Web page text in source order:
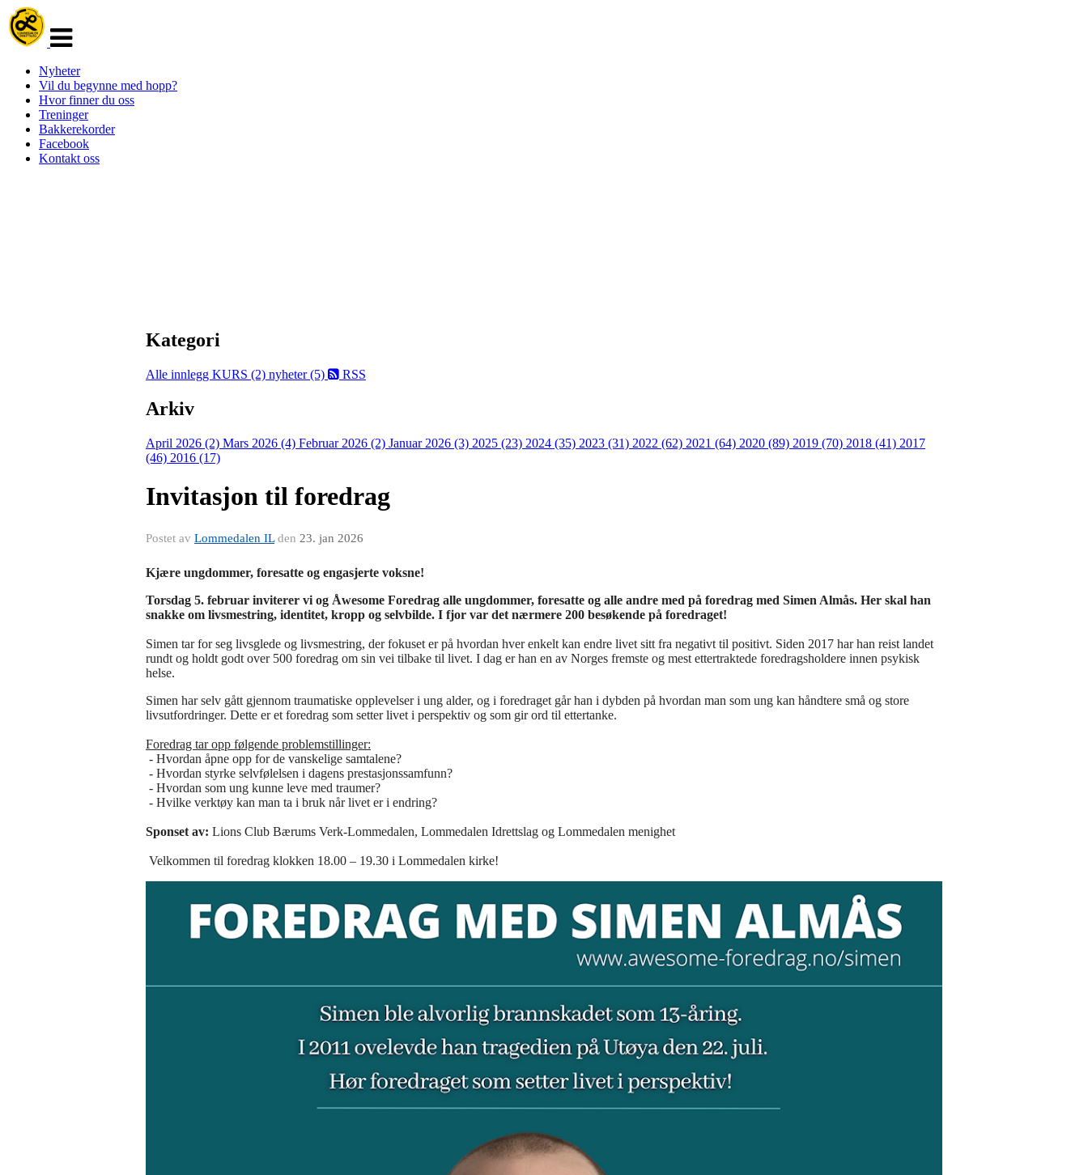
navigasjon
Nyheter
Vil du begynne med hopp?
Hvor finner du oss
Treninger
Bakkerekorder
Facebook
Kontakt oss
Kategori
Alle innlegg KURS (2) nyheter (5) RSS
Arkiv
April 2026 (2) Mars 2026 (4) Februar 2026 (2) Januar 2026 (3) 2025 (23) 2024 (35) 2023 (31) 2022 (62) 2021 (64) 2020 (89) 2019 (70) 2018 (41) 2017
(46) 2016 (17)
Invitasjon til foredrag
Postet av Lommedalen ILden 23. jan 2026
Kjære ungdommer, foresatte og engasjerte voksne!
Torsdag 5. februar inviterer vi og Åwesome Foredrag alle ungdommer, foresatte og alle andre med på foredrag med Simen Almås. Her skal han
snakke om livsmestring, identitet, kropp og selvbilde. I fjor var det nærmere 200 besøkende på foredraget!
Simen tar for seg livsglede og livsmestring, der fokuset er på hvordan hver enkelt kan endre livet sitt fra negativt til positivt. Siden 2017 har han reist landet
rundt og holdt godt over 500 foredrag om sin vei tilbake til livet. I dag er han en av Norges fremste og mest ettertraktede foredragsholdere innen psykisk
helse.
Simen har selv gått gjennom traumatiske opplevelser i ung alder, og i foredraget går han i dybden på hvordan man som ung kan håndtere små og store
livsutfordringer. Dette er et foredrag som setter livet i perspektiv og som gir ord til ettertanke.
Foredrag tar opp følgende problemstillinger:
- Hvordan åpne opp for de vanskelige samtalene?
- Hvordan styrke selvfølelsen i dagens prestasjonssamfunn?
- Hvordan som ung kunne leve med traumer?
- Hvilke verktøy kan man ta i bruk når livet er i endring?
Sponset av: Lions Club Bærums Verk-Lommedalen, Lommedalen Idrettslag og Lommedalen menighet
Velkommen til foredrag klokken 18.00 – 19.30 i Lommedalen kirke!